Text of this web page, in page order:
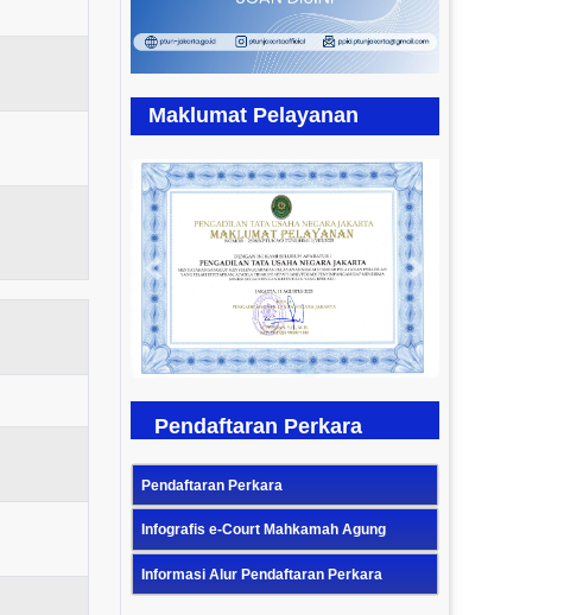
Maklumat Pelayanan
Previous Next
Pendaftaran Perkara
Pendaftaran Perkara
Infografis e-Court Mahkamah Agung
Informasi Alur Pendaftaran Perkara